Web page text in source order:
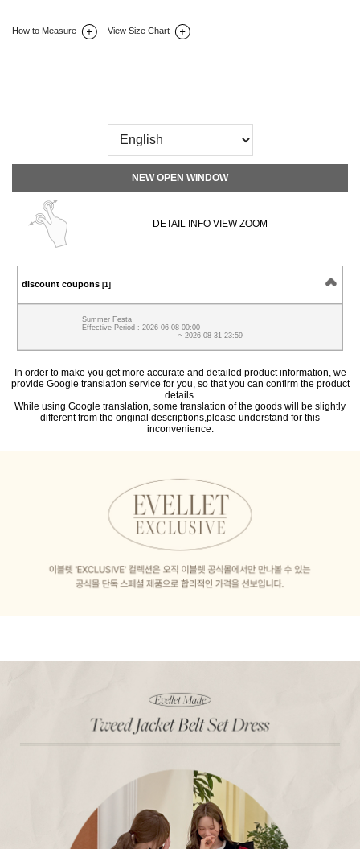
How to Measure View Size Chart
NEW OPEN WINDOW
DETAIL INFO VIEW ZOOM
discount coupons [1]
Summer Festa
Effective Period : 2026-06-08 00:00
~ 2026-08-31 23:59
In order to make you get more accurate and detailed product information, we
provide Google translation service for you, so that you can confirm the product
details.
While using Google translation, some translation of the goods will be slightly
different from the original descriptions,please understand for this
inconvenience.